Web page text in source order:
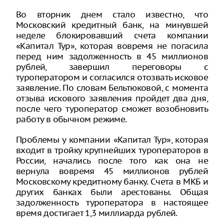
Во вторник днем стало известно, что
Московский кредитный банк, на минувшей
неделе блокировавший счета компании
«Капитал Тур», которая вовремя не погасила
перед ним задолженность в 45 миллионов
рублей, завершил переговоры с
туроператором и согласился отозвать исковое
заявление. По словам Бельтюковой, с момента
отзыва искового заявления пройдет два дня,
после чего туроператор сможет возобновить
работу в обычном режиме.
Проблемы у компании «Капитал Тур», которая
входит в тройку крупнейших туроператоров в
России, начались после того как она не
вернула вовремя 45 миллионов рублей
Московскому кредитному банку. Счета в МКБ и
других банках были арестованы. Общая
задолженность туроператора в настоящее
время достигает 1,3 миллиарда рублей.